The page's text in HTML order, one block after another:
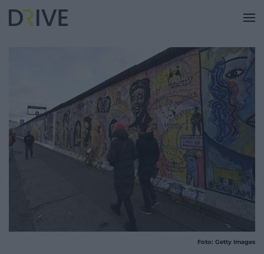
Foto: Getty Images